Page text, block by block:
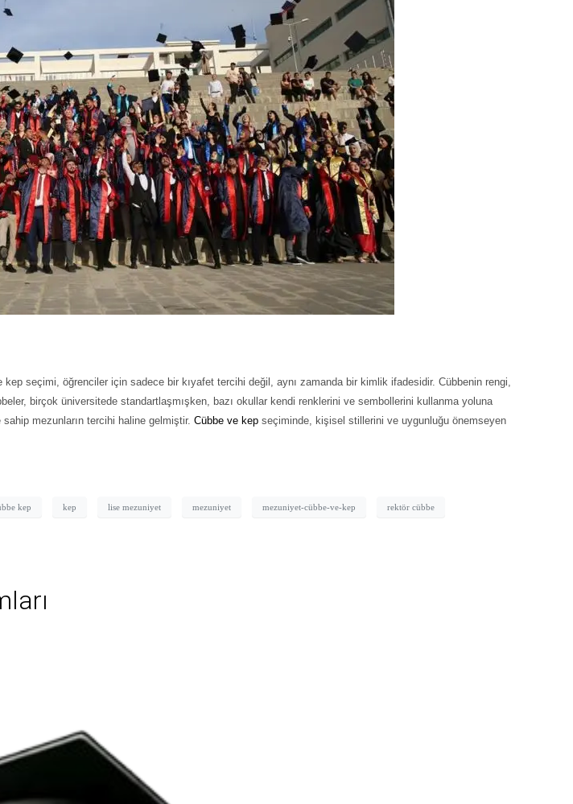
kep seçimi, öğrenciler için sadece bir kıyafet tercihi değil, aynı zamanda bir kimlik ifadesidir. Cübbenin rengi,
birçok üniversitede standartlaşmışken, bazı okullar kendi renklerini ve sembollerini kullanma yoluna
mezunların tercihi haline gelmiştir. Cübbe ve kep seçiminde, kişisel stillerini ve uygunluğu önemseyen
kep kep lise mezuniyet mezuniyet mezuniyet-cübbe-ve-kep rektör cübbe